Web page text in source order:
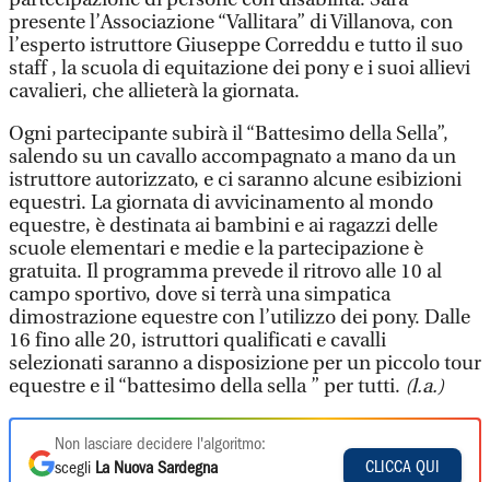
presente l’Associazione “Vallitara” di Villanova, con
l’esperto istruttore Giuseppe Correddu e tutto il suo
staff , la scuola di equitazione dei pony e i suoi allievi
cavalieri, che allieterà la giornata.
Ogni partecipante subirà il “Battesimo della Sella”,
salendo su un cavallo accompagnato a mano da un
istruttore autorizzato, e ci saranno alcune esibizioni
equestri. La giornata di avvicinamento al mondo
equestre, è destinata ai bambini e ai ragazzi delle
scuole elementari e medie e la partecipazione è
gratuita. Il programma prevede il ritrovo alle 10 al
campo sportivo, dove si terrà una simpatica
dimostrazione equestre con l’utilizzo dei pony. Dalle
16 fino alle 20, istruttori qualificati e cavalli
selezionati saranno a disposizione per un piccolo tour
equestre e il “battesimo della sella ” per tutti. (l.a.)
Non lasciare decidere l'algoritmo:
scegli La Nuova Sardegna
CLICCA QUI